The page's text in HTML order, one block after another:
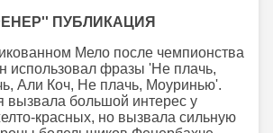
ПУБЛИКАЦИЯ
Мело после чемпионства
использовал фразы 'Не плачь,
Али Коч, Не плачь, Моуринью'.
вызвала большой интерес у
красных, но вызвала сильную